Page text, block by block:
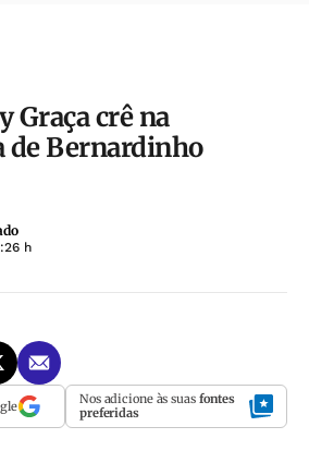
Graça crê na
de Bernardinho
h
Nos adicione às suas fontes
preferidas